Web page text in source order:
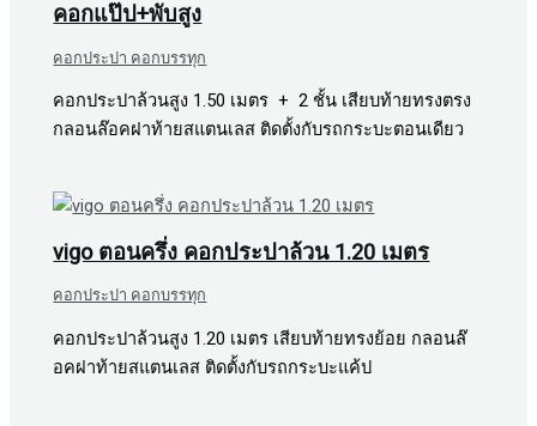
คอกแป๊ป+พับสูง
คอกประปา คอกบรรทุก
คอกประปาล้วนสูง 1.50 เมตร + 2 ชั้น เสียบท้ายทรงตรง
กลอนล๊อคฝาท้ายสแตนเลส ติดตั้งกับรถกระบะตอนเดียว
vigo ตอนครึ่ง คอกประปาล้วน 1.20 เมตร
คอกประปา คอกบรรทุก
คอกประปาล้วนสูง 1.20 เมตร เสียบท้ายทรงย้อย กลอนล๊
อคฝาท้ายสแตนเลส ติดตั้งกับรถกระบะแค้ป